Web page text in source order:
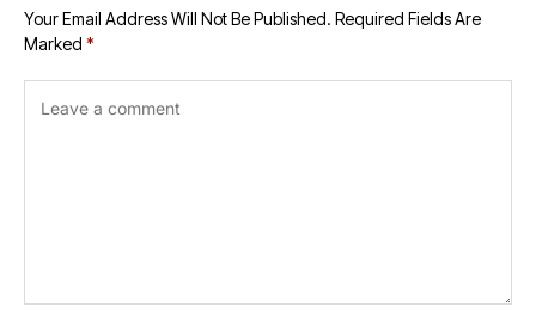
Your Email Address Will Not Be Published. Required Fields Are
Marked *